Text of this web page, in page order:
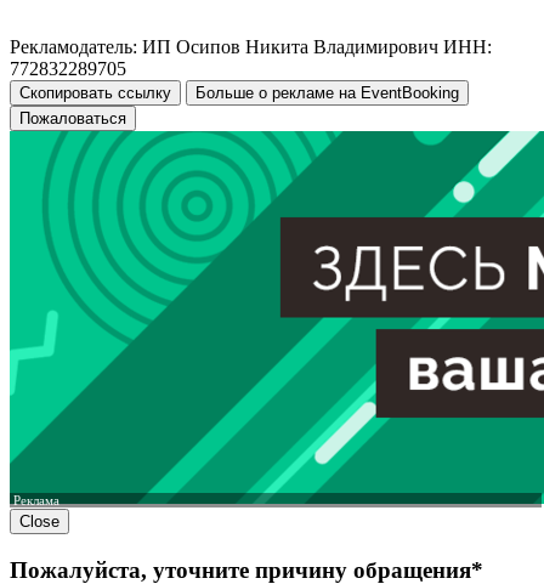
Рекламодатель: ИП Осипов Никита Владимирович ИНН:
772832289705
Скопировать ссылку
Больше о рекламе на EventBooking
Пожаловаться
Реклама
Close
Пожалуйста, уточните причину обращения*